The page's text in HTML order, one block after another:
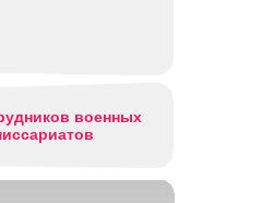
военных